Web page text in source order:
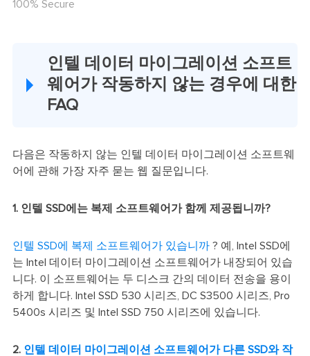
100% Secure
인텔 데이터 마이그레이션 소프트
웨어가 작동하지 않는 경우에 대한
FAQ
다음은 작동하지 않는 인텔 데이터 마이그레이션 소프트웨
어에 관해 가장 자주 묻는 웹 질문입니다.
1. 인텔 SSD에는 복제 소프트웨어가 함께 제공됩니까?
인텔 SSD에 복제 소프트웨어가 있습니까? 예, Intel SSD에
는 Intel 데이터 마이그레이션 소프트웨어가 내장되어 있습
니다. 이 소프트웨어는 두 디스크 간의 데이터 전송을 용이
하게 합니다. Intel SSD 530 시리즈, DC S3500 시리즈, Pro
5400s 시리즈 및 Intel SSD 750 시리즈에 있습니다.
2. 인텔 데이터 마이그레이션 소프트웨어가 다른 SSD와 작